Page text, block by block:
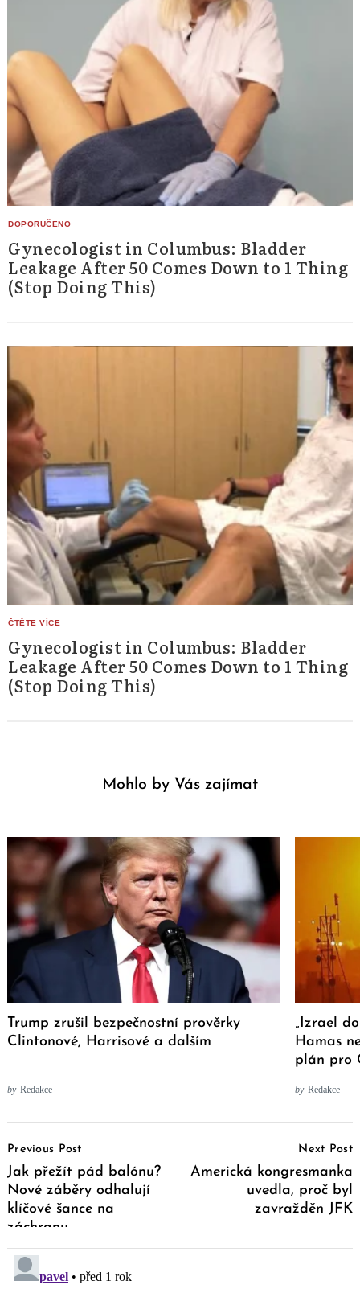
Gynecologist in Columbus: Bladder
Leakage After 50 Comes Down to 1 Thing
(Stop Doing This)
Gynecologist in Columbus: Bladder
Leakage After 50 Comes Down to 1 Thing
(Stop Doing This)
Mohlo by Vás zajímat
Trump zrušil bezpečnostní prověrky
Clintonové, Harrisové a dalším
by Redakce
„Izrael
Hamas
plán pro
by Redakce
Navigation
Previous Post
Jak přežít pád balónu?
Nové záběry odhalují
klíčové šance na
záchranu
Next Post
Americká kongresmanka
uvedla, proč byl
zavražděn JFK